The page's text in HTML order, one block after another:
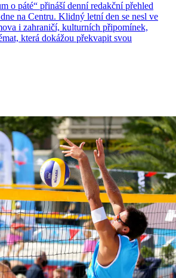
o páté“ přináší denní redakční přehled
na Centru. Klidný letní den se nesl ve
i zahraničí, kulturních připomínek,
která dokážou překvapit svou